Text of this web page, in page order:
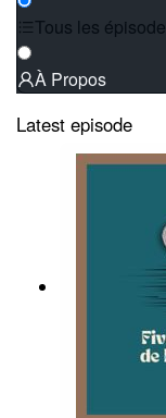
Tous les
À Propos
Latest episode